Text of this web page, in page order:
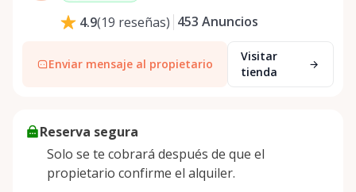
4.9(19 reseñas) 453 Anuncios
Enviar mensaje al propietario
Visitar
tienda
Reserva segura
Solo se te cobrará después de que el
propietario confirme el alquiler.